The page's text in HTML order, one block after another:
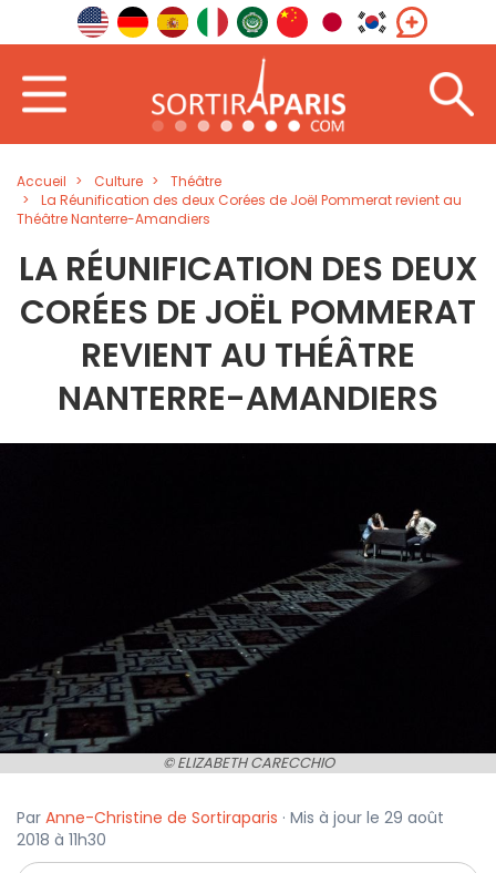
Accueil Culture
Théâtre
La Réunification des deux Corées de Joël Pommerat revient au
Théâtre Nanterre-Amandiers
LA RÉUNIFICATION DES DEUX
CORÉES DE JOËL POMMERAT
REVIENT AU THÉÂTRE
NANTERRE-AMANDIERS
© ELIZABETH CARECCHIO
Par Anne-Christine de Sortiraparis · Mis à jour le 29 août
2018 à 11h30